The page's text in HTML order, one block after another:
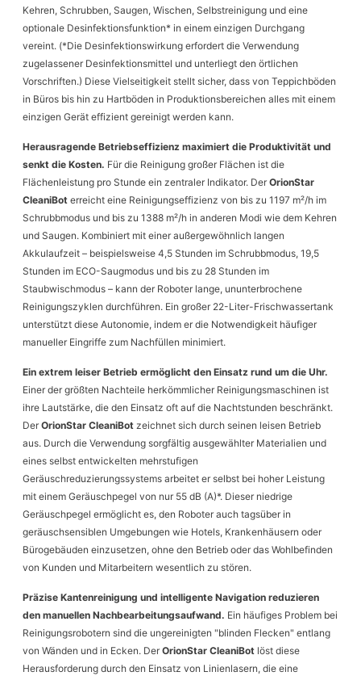
Kehren, Schrubben, Saugen, Wischen, Selbstreinigung und eine
optionale Desinfektionsfunktion* in einem einzigen Durchgang
vereint. (*Die Desinfektionswirkung erfordert die Verwendung
zugelassener Desinfektionsmittel und unterliegt den örtlichen
Vorschriften.) Diese Vielseitigkeit stellt sicher, dass von Teppichböden
in Büros bis hin zu Hartböden in Produktionsbereichen alles mit einem
einzigen Gerät effizient gereinigt werden kann.
Herausragende Betriebseffizienz maximiert die Produktivität und
senkt die Kosten. Für die Reinigung großer Flächen ist die
Flächenleistung pro Stunde ein zentraler Indikator. DerOrionStar
CleaniBot erreicht eine Reinigungseffizienz von bis zu 1197 m²/h im
Schrubbmodus und bis zu 1388 m²/h in anderen Modi wie dem Kehren
und Saugen. Kombiniert mit einer außergewöhnlich langen
Akkulaufzeit – beispielsweise 4,5 Stunden im Schrubbmodus, 19,5
Stunden im ECO-Saugmodus und bis zu 28 Stunden im
Staubwischmodus – kann der Roboter lange, ununterbrochene
Reinigungszyklen durchführen. Ein großer 22-Liter-Frischwassertank
unterstützt diese Autonomie, indem er die Notwendigkeit häufiger
manueller Eingriffe zum Nachfüllen minimiert.
Ein extrem leiser Betrieb ermöglicht den Einsatz rund um die Uhr.
Einer der größten Nachteile herkömmlicher Reinigungsmaschinen ist
ihre Lautstärke, die den Einsatz oft auf die Nachtstunden beschränkt.
DerOrionStar CleaniBot zeichnet sich durch seinen leisen Betrieb
aus. Durch die Verwendung sorgfältig ausgewählter Materialien und
eines selbst entwickelten mehrstufigen
Geräuschreduzierungssystems arbeitet er selbst bei hoher Leistung
mit einem Geräuschpegel von nur 55 dB (A)*. Dieser niedrige
Geräuschpegel ermöglicht es, den Roboter auch tagsüber in
geräuschsensiblen Umgebungen wie Hotels, Krankenhäusern oder
Bürogebäuden einzusetzen, ohne den Betrieb oder das Wohlbefinden
von Kunden und Mitarbeitern wesentlich zu stören.
Präzise Kantenreinigung und intelligente Navigation reduzieren
den manuellen Nachbearbeitungsaufwand. Ein häufiges Problem bei
Reinigungsrobotern sind die ungereinigten "blinden Flecken" entlang
von Wänden und in Ecken. DerOrionStar CleaniBot löst diese
Herausforderung durch den Einsatz von Linienlasern, die eine